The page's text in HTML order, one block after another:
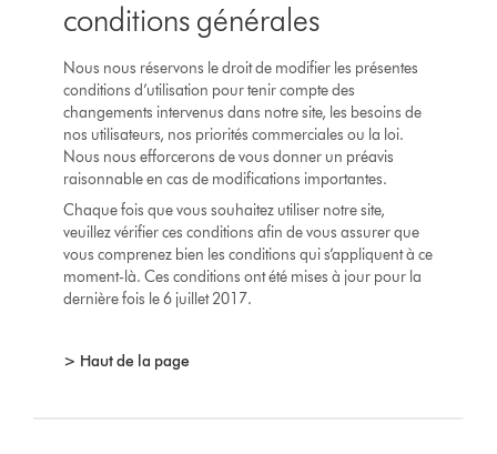
conditions générales
Nous nous réservons le droit de modifier les présentes
conditions d’utilisation pour tenir compte des
changements intervenus dans notre site, les besoins de
nos utilisateurs, nos priorités commerciales ou la loi.
Nous nous efforcerons de vous donner un préavis
raisonnable en cas de modifications importantes.
Chaque fois que vous souhaitez utiliser notre site,
veuillez vérifier ces conditions afin de vous assurer que
vous comprenez bien les conditions qui s’appliquent à ce
moment-là. Ces conditions ont été mises à jour pour la
dernière fois le 6 juillet 2017.
> Haut de la page